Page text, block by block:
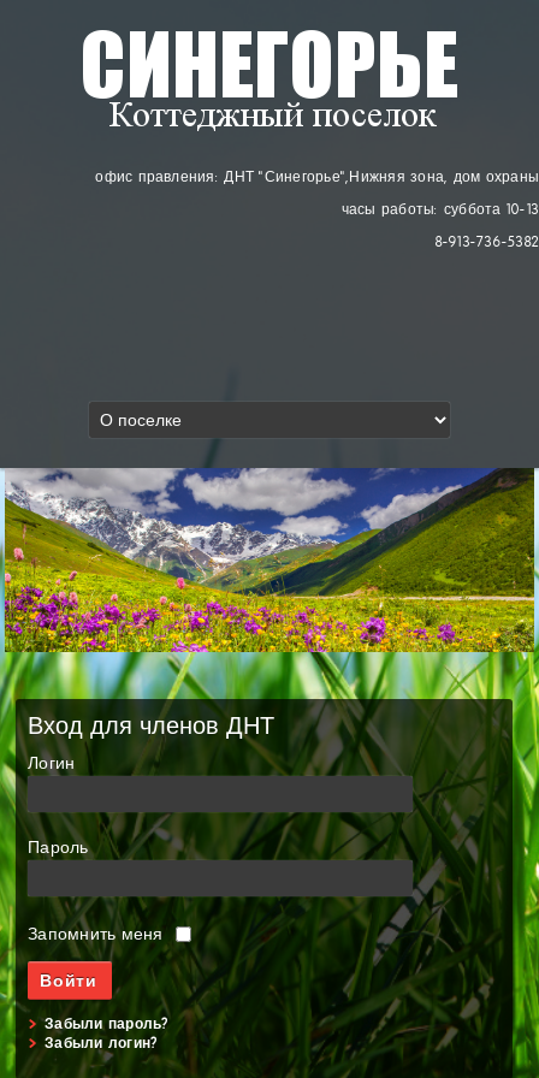
офис правления: ДНТ "Синегорье", Нижняя зона, дом охраны
часы работы: суббота 10-13
8-913-736-5382
Вход для членов ДНТ
Логин
Пароль
Запомнить меня
Забыли пароль?
Забыли логин?